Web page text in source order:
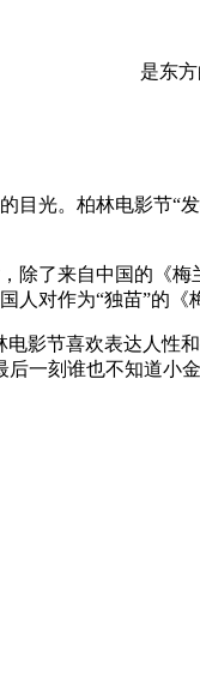
是东
目光。柏林电影节“
除了来自中国的《
人对作为“独苗”的《
影节喜欢表达人性
一刻谁也不知道小